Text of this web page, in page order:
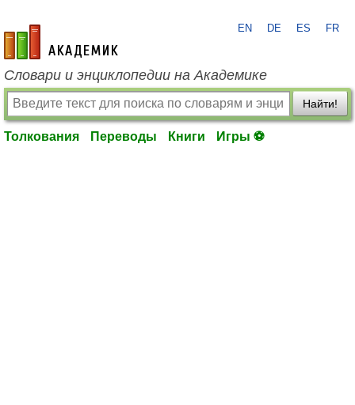
academic.ru
EN DE ES FR
Словари и энциклопедии на Академике
Найти!
Толкования Переводы Книги Игры ⚽